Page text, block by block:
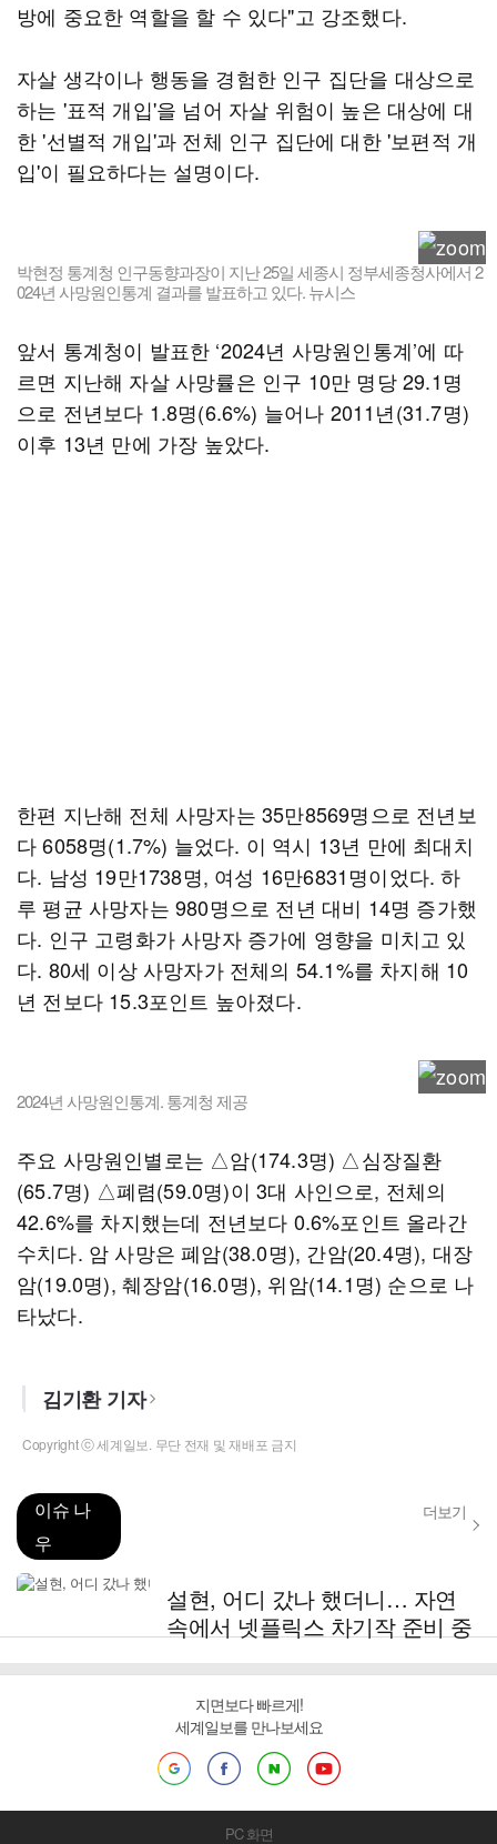
방에 중요한 역할을 할 수 있다"고 강조했다.
자살 생각이나 행동을 경험한 인구 집단을 대상으로
하는 '표적 개입'을 넘어 자살 위험이 높은 대상에 대
한 '선별적 개입'과 전체 인구 집단에 대한 '보편적 개
입'이 필요하다는 설명이다.
박현정 통계청 인구동향과장이 지난 25일 세종시 정부세종청사에서 2
024년 사망원인통계 결과를 발표하고 있다. 뉴시스
앞서 통계청이 발표한 ‘2024년 사망원인통계’에 따
르면 지난해 자살 사망률은 인구 10만 명당 29.1명
으로 전년보다 1.8명(6.6%) 늘어나 2011년(31.7명)
이후 13년 만에 가장 높았다.
한편 지난해 전체 사망자는 35만8569명으로 전년보
다 6058명(1.7%) 늘었다. 이 역시 13년 만에 최대치
다. 남성 19만1738명, 여성 16만6831명이었다. 하
루 평균 사망자는 980명으로 전년 대비 14명 증가했
다. 인구 고령화가 사망자 증가에 영향을 미치고 있
다. 80세 이상 사망자가 전체의 54.1%를 차지해 10
년 전보다 15.3포인트 높아졌다.
2024년 사망원인통계. 통계청 제공
주요 사망원인별로는 △암(174.3명) △심장질환
(65.7명) △폐렴(59.0명)이 3대 사인으로, 전체의
42.6%를 차지했는데 전년보다 0.6%포인트 올라간
수치다. 암 사망은 폐암(38.0명), 간암(20.4명), 대장
암(19.0명), 췌장암(16.0명), 위암(14.1명) 순으로 나
타났다.
김기환 기자
Copyright ⓒ 세계일보. 무단 전재 및 재배포 금지
이슈 나
우
더보기
설현, 어디 갔나 했더니… 자연
속에서 넷플릭스 차기작 준비 중
지면보다 빠르게!
세계일보를 만나보세요
PC 화면